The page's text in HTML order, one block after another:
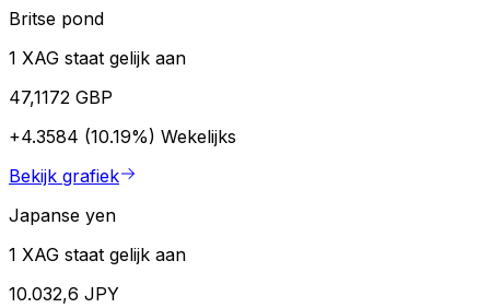
Britse pond
1 XAG staat gelijk aan
47,1172 GBP
+4.3584 (10.19%) Wekelijks
Bekijk grafiek
Japanse yen
1 XAG staat gelijk aan
10.032,6 JPY